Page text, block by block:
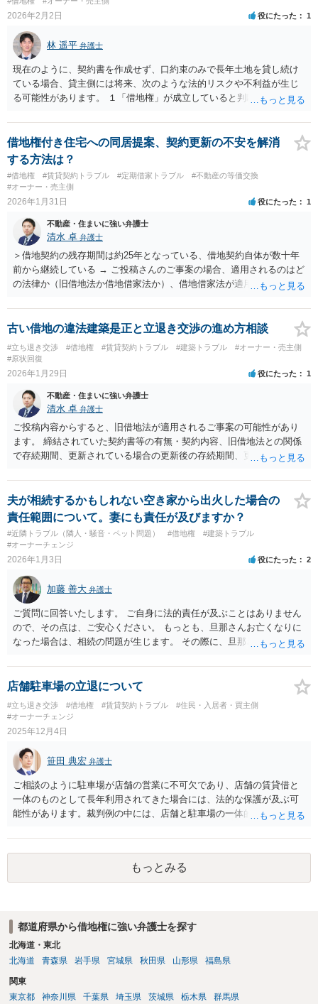
2026年2月2日 役にたった 1
林 遥平 弁護士
現在のように、契約書を作成せず、口約束のみで長年土地を貸し続け
ている場合、貸主側には将来、次のような法的リスクや不利益が生じ
る可能性があります。 １「借地権」が成立していると判断されるリス
を受け取っている、借主が土地上に自分の建物（物置小屋など）を建
てているといった事情がある場合、法律上はすでに「土地の賃貸借契
約（借地）」が成立していると判断される可能性があります。 もし
「借地権」が成立していると判断されると、貸主の都合だけでは土地
を返してもらえない、契約を終わらせるには、正当な理由が必要、実
質的に、半永久的に土地を使われ続ける可能性があるという非常に強
とによるトラブルリスク 契約書がないため、いつまで貸すのか、い
つ、どのように解約できるのか、地代を将来上げられるのか、土地の
使い方に制限はあるのかといった重要な点が一切はっきりしていませ
ん。 将来トラブルになった場合「長年この条件で使ってきた」「それ
が当初の約束だった」などと借主に主張されると、貸主側が不利な判
土地を売却しようとした場合、借地権が付いた土地として評価され
る、更地として売るより大幅に安くなる、買い手が見つかりにくくな
借地権付き住宅への同居提案、契約更新の不安を解消
する方法は？
#借地権 #賃貸契約トラブル #定期借家トラブル
#不動産の等価交換
#オーナー・売主側
2026年1月31日 役にたった 1
不動産・住まいに強い弁護士
清水 卓 弁護士
＞借地契約の残存期間は約25年となっている、借地契約自体が数十年
前から継続している → ご投稿さんのご事案の場合、適用されるのはど
の法律か（旧借地法か借地借家法か）、借地借家法が適用される場合
ないことを前提とする契約か、借地借家法の更新に関する規定の適用
のある契約か）等につき、まず、お父様が締結されている契約書の内
で、契約書の内容や適用される法律等に基づき、今後の対応を検討な
されるべきでしょう。 借地契約自体が数十年前から継続している等
時期によっては、借地借家法ではなく、旧借地法が適用されるご事案
かもしれません。 ※借地借家法の施行日が平成４年８月１日の関係
で、平成４年７月３１日以前に締結された借地契約については、依然
として旧借地法が適用されます。 なお、適用される法律が旧借地
法、借地借家法のいずれであったとしても、家主側の更新拒絶には正
ん。 ただし、借地借家法が施行された平成４年８月１日以降に借地
契約が締結されている場合、契約の更新がないことを前提とする一般
定期借地権となっている可能性もあるので、契約内容の確認をしてみ
てください。 ※本来、借地借家法では、契約を更新しないことを内
容とする特約は、借地人に不利な特約として無効とされます。 しか
しながら、存続期間を50年以上とする借地契約を締結するに際し、３
つの特約（①契約の更新なし、②建物の築造による期間の延長なし、
③建物買取請求をしない）を付ける、一般定期借地権を設定するこが
認められています（借地借家法22条）。 【参考】借地借家法 第２２条
（一般定期借地権） 存続期間を５０年以上として借地権を設定する
場合においては、第９条及び第１６条の規定にかかわらず、契約の更
新（更新の請求及び土地の使用の継続によるものを含む。次条第１項
に第１３条の規定による買取りの請求をしないこととする旨を定める
ことができる。この場合においては、その特約は、公正証書による等
書面によってしなければならない。
古い借地の違法建築是正と立退き交渉の進め方相談
#立ち退き交渉 #借地権 #賃貸契約トラブル #建築トラブル
#オーナー・売主側
#原状回復
2026年1月29日 役にたった 1
不動産・住まいに強い弁護士
清水 卓 弁護士
ご投稿内容からすると、旧借地法が適用されるご事案の可能性があり
ます。 締結されていた契約書等の有無・契約内容、旧借地法との関係
で存続期間、更新されている場合の更新後の存続期間、更新拒絶が可
建物を利用している人の属性、建物買取請求権が行使される可能性
等、色々と確認する事項があろうかと思います。 契約書、借地契約の
情報、建物の状況（写真等）を用意の上、お住まいの地域等の法律事
務所・弁護士に直接相談なさってみてください（この掲示板では弁護
士への相談依頼のやりとりはできないため、弁護士会でも借地関係の
法律相談を実施しているかと思いますし、ココナラ法律相談に登録し
夫が相続するかもしれない空き家から出火した場合の
責任範囲について。妻にも責任が及びますか？
#近隣トラブル（隣人・騒音・ペット問題） #借地権
#建築トラブル
#オーナーチェンジ
2026年1月3日 役にたった 2
加藤 善大 弁護士
ご質問に回答いたします。 ご自身に法的責任が及ぶことはありません
ので、その点は、ご安心ください。 もっとも、旦那さんお亡くなりに
なった場合は、相続の問題が生じます。 その際に、旦那さんが損害賠
とにはなります。 また、建物は旦那さんも２分の１を相続したことに
なっていますが、 遺産分割未了のまま旦那さんが亡くなると、ご質問
者様がその２分の１の分を相続することになります。 借家に建ってい
る建物の相続問題が２０年以上未解決である理由が不明ではあります
が、 まずはその点をはっきりさせた方がよさそうですね。 ご質問に対
お近くの弁護士に直接相談されて、今後の対応についてアドバイスを
求めることをおすすめいたします。 ご参考にしていただけますと幸い
です。
店舗駐車場の立退について
#立ち退き交渉 #借地権 #賃貸契約トラブル
#住民・入居者・買主側
#オーナーチェンジ
2025年12月4日
笹田 典宏 弁護士
ご相談のように駐車場が店舗の営業に不可欠であり、店舗の賃貸借と
一体のものとして長年利用されてきた場合には、法的な保護が及ぶ可
能性があります。裁判例の中には、店舗と駐車場の一体的な利用が社
による駐車場契約の更新拒絶を権利の濫用などとして認めなかったも
のがあります。 店舗と駐車場の一体性が認められるかどうかの判断で
は、以下のような点が考慮されると考えられます。 駐車場の不可欠性:
駐車場の利用が、建物の利用（美容室の営業）のために不可欠な状況
と駐車場が隣接しているなど、一体として利用しやすい位置関係にあ
るか。 契約の経緯と実態: 当初から駐車場付きの物件として契約し、
長年にわたり一体で利用してきたという事実。 もし、店舗との一体性
れるか否かは、双方の事情を比較して判断されることになります。そ
の際、借主側の事情としては、以下のような点が重要となります。 営
もっとみる
都道府県から借地権に強い弁護士を探す
北海道・東北
北海道
青森県 岩手県 宮城県 秋田県 山形県 福島県
関東
東京都
神奈川県 千葉県 埼玉県 茨城県 栃木県 群馬県